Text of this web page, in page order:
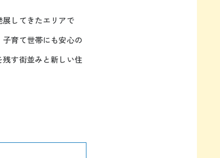
してきたエリアで
育て世帯にも安心の
す街並みと新しい住